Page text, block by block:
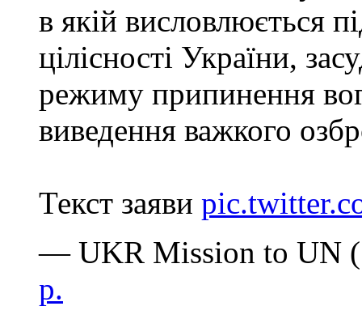
в якій висловлюється
цілісності України,
режиму припинення
виведення важкого
Текст заяви
— UKR Mission to UN
р.